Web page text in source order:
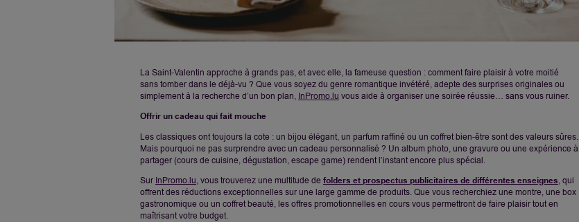
La Saint-Valentin approche à grands pas, et avec elle, la fameuse question : comment faire plaisir à votre moitié
sans tomber dans le déjà-vu ? Que vous soyez du genre romantique invétéré, adepte des surprises originales ou
simplement à la recherche d’un bon plan, InPromo.lu vous aide à organiser une soirée réussie… sans vous ruiner.
Offrir un cadeau qui fait mouche
Les classiques ont toujours la cote : un bijou élégant, un parfum raffiné ou un coffret bien-être sont des valeurs sûres.
Mais pourquoi ne pas surprendre avec un cadeau personnalisé ? Un album photo, une gravure ou une expérience à
partager (cours de cuisine, dégustation, escape game) rendent l’instant encore plus spécial.
Sur InPromo.lu, vous trouverez une multitude de folders et prospectus publicitaires de différentes enseignes, qui
offrent des réductions exceptionnelles sur une large gamme de produits. Que vous recherchiez une montre, une box
gastronomique ou un coffret beauté, les offres promotionnelles en cours vous permettront de faire plaisir tout en
maîtrisant votre budget.